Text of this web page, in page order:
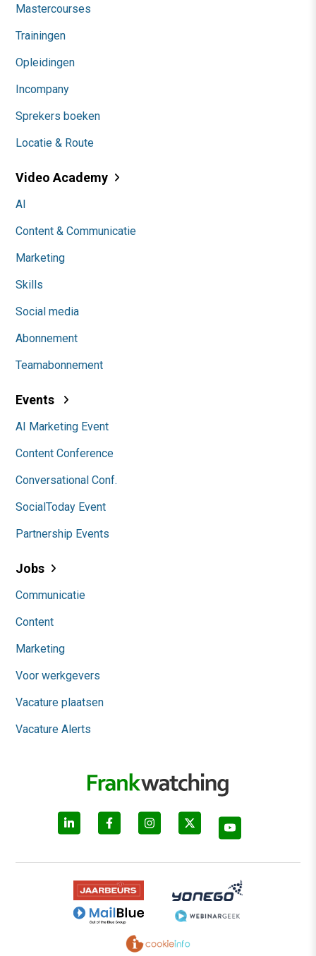
Mastercourses
Trainingen
Opleidingen
Incompany
Sprekers boeken
Locatie & Route
Video Academy
AI
Content & Communicatie
Marketing
Skills
Social media
Abonnement
Teamabonnement
Events
AI Marketing Event
Content Conference
Conversational Conf.
SocialToday Event
Partnership Events
Jobs
Communicatie
Content
Marketing
Voor werkgevers
Vacature plaatsen
Vacature Alerts